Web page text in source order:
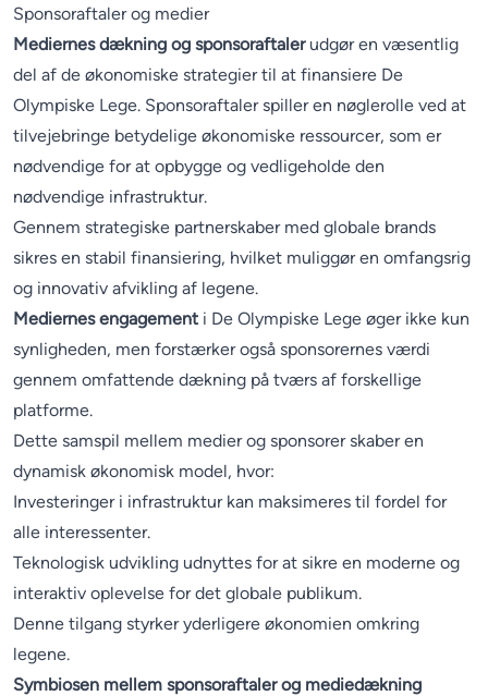
Sponsoraftaler og medier
Mediernes dækning og sponsoraftalerudgør en væsentlig
del af de økonomiske strategier til at finansiere De
Olympiske Lege. Sponsoraftaler spiller en nøglerolle ved at
tilvejebringe betydelige økonomiske ressourcer, som er
nødvendige for at opbygge og vedligeholde den
nødvendige infrastruktur.
Gennem strategiske partnerskaber med globale brands
sikres en stabil finansiering, hvilket muliggør en omfangsrig
og innovativ afvikling af legene.
Mediernes engagementi De Olympiske Lege øger ikke kun
synligheden, men forstærker også sponsorernes værdi
gennem omfattende dækning på tværs af forskellige
platforme.
Dette samspil mellem medier og sponsorer skaber en
dynamisk økonomisk model, hvor:
Investeringer i infrastruktur kan maksimeres til fordel for
alle interessenter.
Teknologisk udvikling udnyttes for at sikre en moderne og
interaktiv oplevelse for det globale publikum.
Denne tilgang styrker yderligere økonomien omkring
legene.
Symbiosen mellem sponsoraftaler og mediedækning